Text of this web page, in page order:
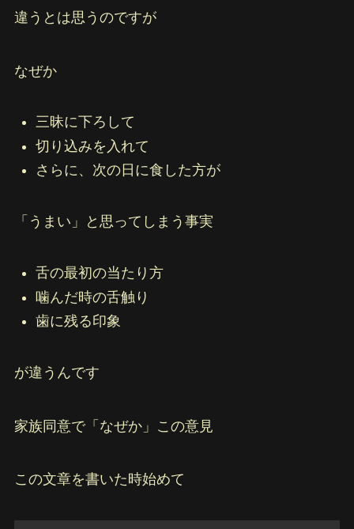
違うとは思うのですが
なぜか
三昧に下ろして
切り込みを入れて
さらに、次の日に食した方が
「うまい」と思ってしまう事実
舌の最初の当たり方
噛んだ時の舌触り
歯に残る印象
が違うんです
家族同意で「なぜか」この意見
この文章を書いた時始めて